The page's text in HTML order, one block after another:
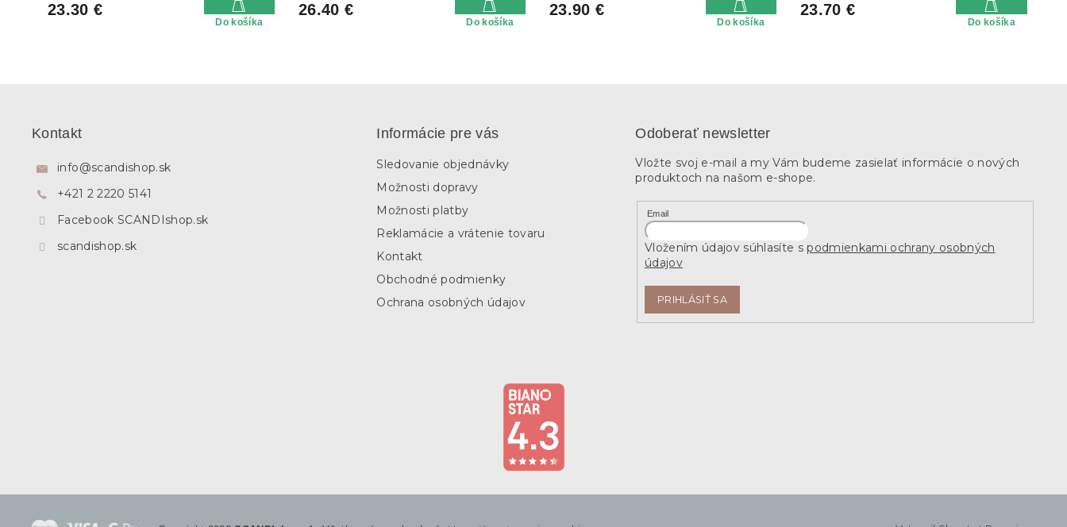
23.30 €
Do košíka
26.40 €
Do košíka
23.90 €
Do košíka
23.70 €
Do košíka
Kontakt
info@scandishop.sk
+421 2 2220 5141
Facebook SCANDIshop.sk
scandishop.sk
Informácie pre vás
Sledovanie objednávky
Možnosti dopravy
Možnosti platby
Reklamácie a vrátenie tovaru
Kontakt
Obchodné podmienky
Ochrana osobných údajov
Odoberať newsletter
Vložte svoj e-mail a my Vám budeme zasielať informácie o nových
produktoch na našom e-shope.
Email
Vložením údajov súhlasíte spodmienkami ochrany osobných
údajov
PRIHLÁSIŤ SA